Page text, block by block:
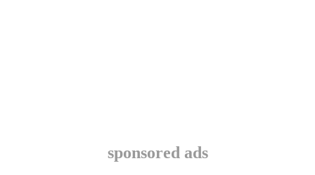
sponsored ads